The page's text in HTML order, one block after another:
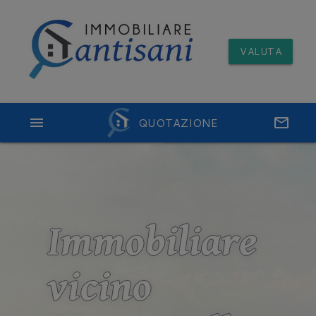
VALUTA
QUOTAZIONE email
menu
Immobiliare
vicino